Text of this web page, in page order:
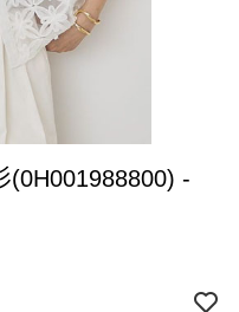
(0H001988800) -